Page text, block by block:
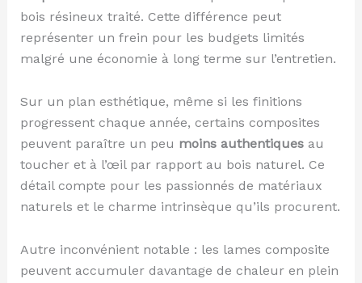
bois résineux traité. Cette différence peut
représenter un frein pour les budgets limités
malgré une économie à long terme sur l’entretien.
Sur un plan esthétique, même si les finitions
progressent chaque année, certains composites
peuvent paraître un peu moins authentiquesau
toucher et à l’œil par rapport au bois naturel. Ce
détail compte pour les passionnés de matériaux
naturels et le charme intrinsèque qu’ils procurent.
Autre inconvénient notable : les lames composite
peuvent accumuler davantage de chaleur en plein